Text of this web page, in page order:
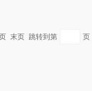
末页 跳转到第 页